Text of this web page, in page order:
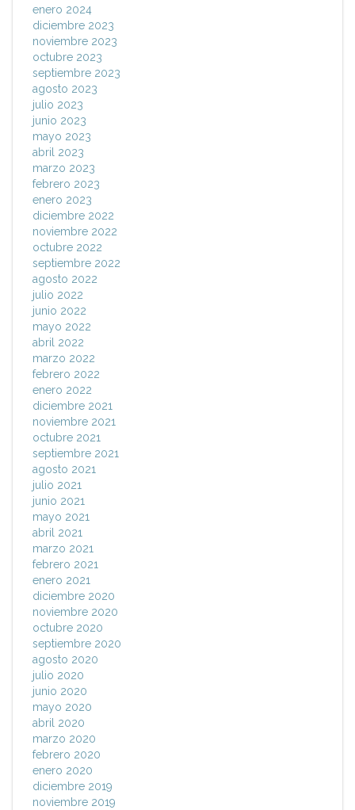
enero 2024
diciembre 2023
noviembre 2023
octubre 2023
septiembre 2023
agosto 2023
julio 2023
junio 2023
mayo 2023
abril 2023
marzo 2023
febrero 2023
enero 2023
diciembre 2022
noviembre 2022
octubre 2022
septiembre 2022
agosto 2022
julio 2022
junio 2022
mayo 2022
abril 2022
marzo 2022
febrero 2022
enero 2022
diciembre 2021
noviembre 2021
octubre 2021
septiembre 2021
agosto 2021
julio 2021
junio 2021
mayo 2021
abril 2021
marzo 2021
febrero 2021
enero 2021
diciembre 2020
noviembre 2020
octubre 2020
septiembre 2020
agosto 2020
julio 2020
junio 2020
mayo 2020
abril 2020
marzo 2020
febrero 2020
enero 2020
diciembre 2019
noviembre 2019